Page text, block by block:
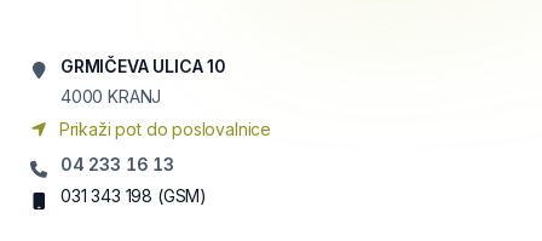
GRMIČEVA ULICA 10
4000 KRANJ
Prikaži pot do poslovalnice
04 233 16 13
031 343 198 (GSM)